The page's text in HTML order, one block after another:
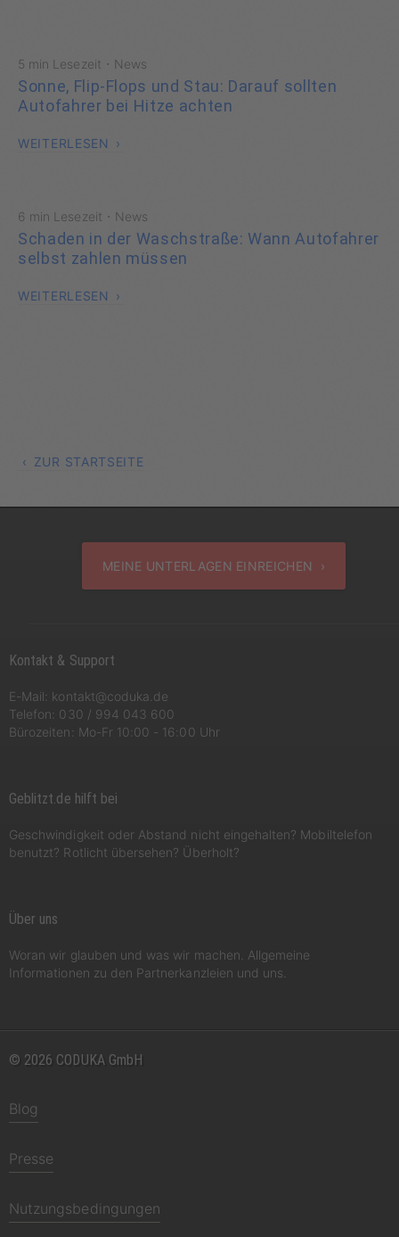
5 min Lesezeit · News
Sonne, Flip-Flops und Stau: Darauf sollten
Autofahrer bei Hitze achten
WEITERLESEN
6 min Lesezeit · News
Schaden in der Waschstraße: Wann Autofahrer
selbst zahlen müssen
WEITERLESEN
ZUR STARTSEITE
MEINE UNTERLAGEN EINREICHEN ›
Kontakt & Support
E-Mail: kontakt@coduka.de
Telefon: 030 / 994 043 600
Bürozeiten: Mo-Fr 10:00 - 16:00 Uhr
Geblitzt.de hilft bei
Geschwindigkeit oder Abstand nicht eingehalten? Mobiltelefon
benutzt? Rotlicht übersehen? Überholt?
Über uns
Woran wir glauben und was wir machen. Allgemeine
Informationen zu den Partnerkanzleien und uns.
© 2026 CODUKA GmbH
Blog
Presse
Nutzungsbedingungen